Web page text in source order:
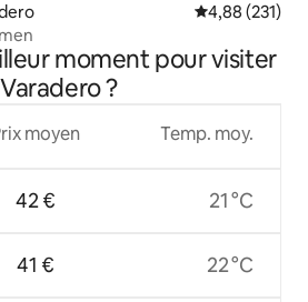
Évaluation
4,88 (231)
moment pour visiter
Varadero ?
moyen
42 €
41 €
Temp. moy.
21 °C
22 °C